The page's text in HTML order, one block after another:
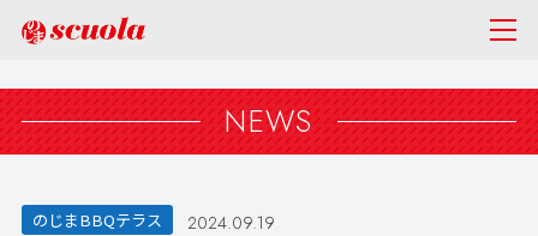
NEWS
のじまBBQテラス 2024.09.19